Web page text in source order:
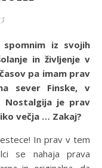
in življenje v
pa imam prav
sever Finske, v
Nostalgija je prav
večja … Zakaj?
In prav v tem
se nahaja prava